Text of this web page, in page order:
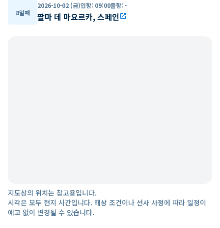
8일째
2026-10-02 (금)입항: 09:00출항: -
팔마 데 마요르카, 스페인open_in_new
지도상의 위치는 참고용입니다.
시각은 모두 현지 시간입니다. 해상 조건이나 선사 사정에 따라 일정이
예고 없이 변경될 수 있습니다.